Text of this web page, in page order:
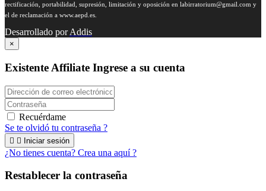
rectificación, portabilidad, supresión, limitación y oposición en labirratorium@gmail.com y
el de reclamación a www.aepd.es.
Desarrollado porAddis
×
Existente Affiliate Ingrese a su cuenta
Recuérdame
Se te olvidó tu contraseña ?
  Iniciar sesión
¿No tienes cuenta? Crea una aquí ?
Restablecer la contraseña